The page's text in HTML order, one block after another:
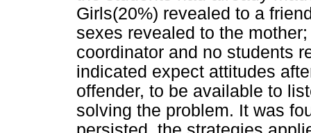
Girls(20%) revealed to a
sexes revealed to the
coordinator and no students
indicated expect attitudes
offender, to be available to
solving the problem. It was